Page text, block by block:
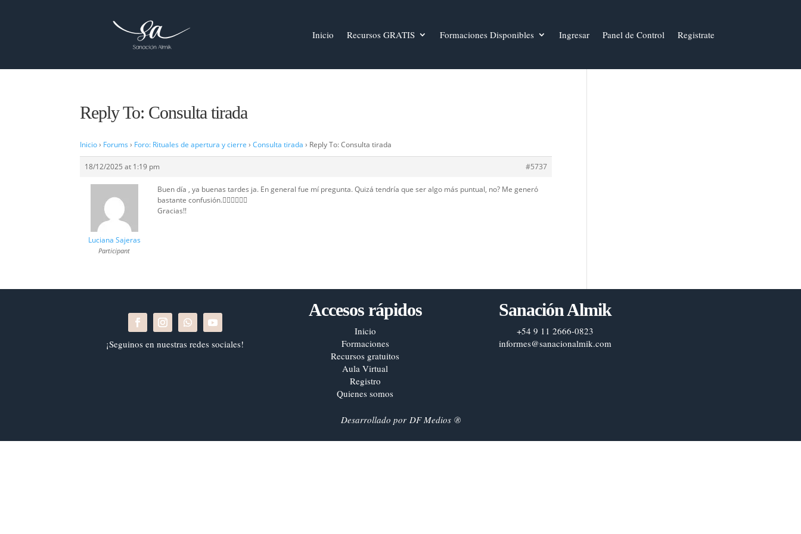
Inicio Recursos GRATIS Formaciones Disponibles Ingresar Panel de Control Registrate
Reply To: Consulta tirada
Inicio › Forums › Foro: Rituales de apertura y cierre › Consulta tirada › Reply To: Consulta tirada
18/12/2025 at 1:19 pm #5737
Luciana Sajeras
Participant
Buen día , ya buenas tardes ja. En general fue mí pregunta. Quizá tendría que ser algo más puntual, no? Me generó
bastante confusión.🤦🏽‍♀️🤷🏽‍♀️
Gracias!!
¡Seguinos en nuestras redes sociales!
Accesos rápidos
Inicio
Formaciones
Recursos gratuitos
Aula Virtual
Registro
Quienes somos
Sanación Almik
+54 9 11 2666-0823
informes@sanacionalmik.com
Desarrollado por DF Medios®